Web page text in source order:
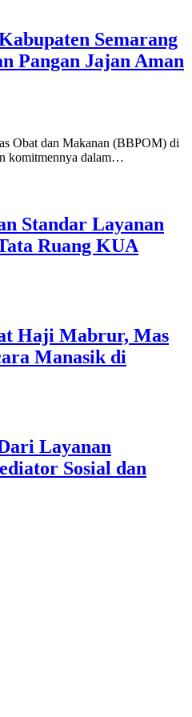
Semarang
Pangan Jajan Aman
Obat dan Makanan (BBPOM) di
komitmennya dalam…
Standar Layanan
Ruang KUA
Haji Mabrur, Mas
Manasik di
Layanan
Sosial dan